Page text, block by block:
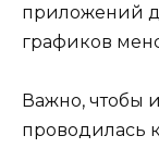
приложений
графиков
Важно, чтобы
проводилась